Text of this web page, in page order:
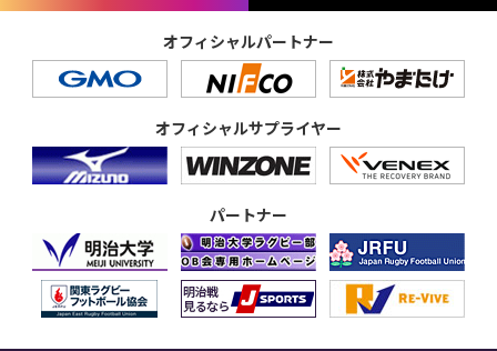
オフィシャルパートナー
オフィシャルサプライヤー
パートナー